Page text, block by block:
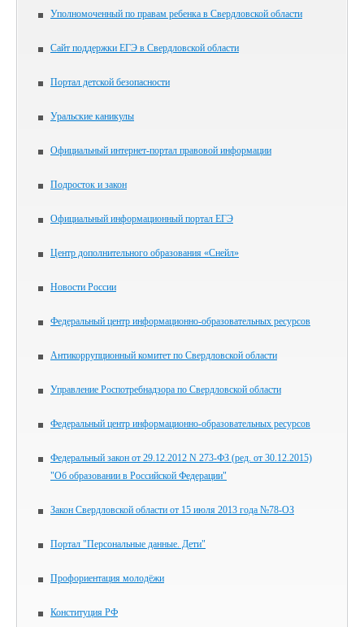
Уполномоченный по правам ребенка в Свердловской области
Сайт поддержки ЕГЭ в Свердловской области
Портал детской безопасности
Уральские каникулы
Официальный интернет-портал правовой информации
Подросток и закон
Официальный информационный портал ЕГЭ
Центр дополнительного образования «Снейл»
Новости России
Федеральный центр информационно-образовательных ресурсов
Антикоррупционный комитет по Свердловской области
Управление Роспотребнадзора по Свердловской области
Федеральный центр информационно-образовательных ресурсов
Федеральный закон от 29.12.2012 N 273-ФЗ (ред. от 30.12.2015)
"Об образовании в Российской Федерации"
Закон Свердловской области от 15 июля 2013 года №78-ОЗ
Портал "Персональные данные. Дети"
Профориентация молодёжи
Конституция РФ